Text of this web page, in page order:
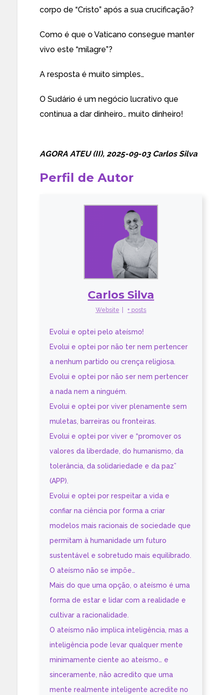
corpo de “Cristo” após a sua crucificação?
Como é que o Vaticano consegue manter
vivo este “milagre”?
A resposta é muito simples…
O Sudário é um negócio lucrativo que
continua a dar dinheiro… muito dinheiro!
AGORA ATEU (II), 2025-09-03 Carlos Silva
Perfil de Autor
Carlos Silva
Website + posts
Evolui e optei pelo ateísmo!
Evolui e optei por não ter nem pertencer
a nenhum partido ou crença religiosa.
Evolui e optei por não ser nem pertencer
a nada nem a ninguém.
Evolui e optei por viver plenamente sem
muletas, barreiras ou fronteiras.
Evolui e optei por viver e “promover os
valores da liberdade, do humanismo, da
tolerância, da solidariedade e da paz”
(APP).
Evolui e optei por respeitar a vida e
confiar na ciência por forma a criar
modelos mais racionais de sociedade que
permitam à humanidade um futuro
sustentável e sobretudo mais equilibrado.
O ateísmo não se impõe…
Mais do que uma opção, o ateísmo é uma
forma de estar e lidar com a realidade e
cultivar a racionalidade.
O ateísmo não implica inteligência, mas a
inteligência pode levar qualquer mente
minimamente ciente ao ateísmo… e
sinceramente, não acredito que uma
mente realmente inteligente acredite no